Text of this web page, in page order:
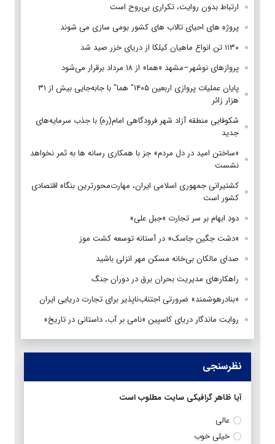
ارتباط بدون روایت، تکراری بی‌روح است
پروژه های احیای تالاب های کشور بومی سازی می شوند
۱۱۳۰ تن انواع ماهیان کیلکا از دریای خزر صید شد
پروازهای نوشهر–مشهد «هما» از ۱۸ مرداد برقرار می‌شود
پایان عملیات پروازی اربعین ۱۴۰۵" هما" با جابه‌جایی بیش از ۳۱
هزار زائر
شکوفایی منطقه آزاد شهر فرودگاهی امام(ره) با جذب سرمایه‌های
جدید
«ساختن امید در دل مردم» جز با همکاری رسانه ها به ثمر نخواهد
نشست
کشتیرانی جمهوری اسلامی ایران، مهارت‌محورترین بنگاه اقتصادی
کشور است
دودِ ابهام بر سر تجارت «جبل علی»
«دشت جگین جاسک» در آستانه توسعه کشت موز
صدای مالکان بی‌خانه مسکن مهر انزلی باشید
راهکارهای مدیریت بحران برق در دوران جنگ
«بنادرهوشمند» ضرورتی اجتناب‌ناپذیر برای تجارت دریایی ایران
روایت ماندگار دریای کاسپین «نامی بر آب، داستانی در تاریخ»
نظرسنجی
آیا ظاهر گرافیکی سایت مطلوب است
عالی
خیلی خوب